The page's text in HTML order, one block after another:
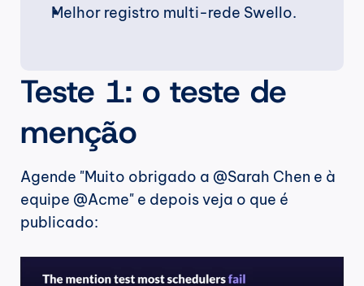
Melhor registro multi-rede Swello.
Teste 1: o teste de
menção
Agende "Muito obrigado a @Sarah Chen e à
equipe @Acme" e depois veja o que é
publicado: